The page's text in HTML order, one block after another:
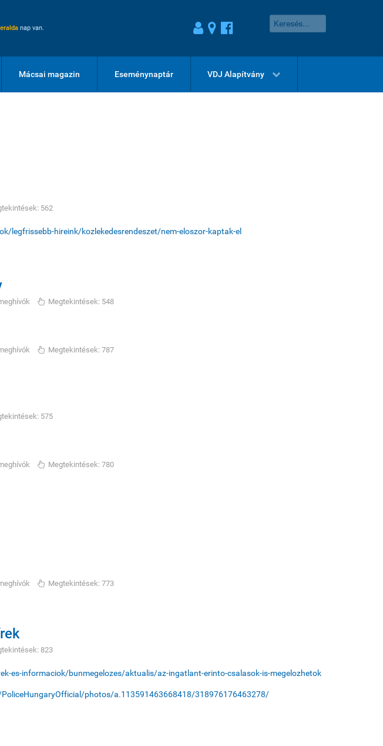
nap van.
Mácsai magazin Eseménynaptár VDJ Alapítvány
562
legfrissebb-hireink/kozlekedesrendeszet/nem-eloszor-kaptak-el
Megtekintések: 548
Megtekintések: 787
575
Megtekintések: 780
Megtekintések: 773
823
es-informaciok/bunmegelozes/aktualis/az-ingatlant-erinto-csalasok-is-megelozhetok
photos/a.113591463668418/318976176463278/